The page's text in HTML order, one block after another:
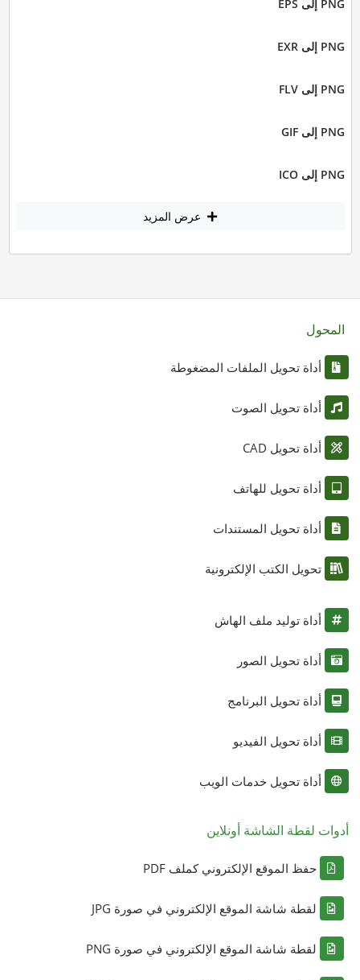
PNG إلى EPS
PNG إلى EXR
PNG إلى FLV
PNG إلى GIF
PNG إلى ICO
عرض المزيد
المحول
أداة تحويل الملفات المضغوطة
أداة تحويل الصوت
أداة تحويل CAD
أداة تحويل للهاتف
أداة تحويل المستندات
تحويل الكتب الإلكترونية
أداة توليد ملف الهاش
أداة تحويل الصور
أداة تحويل البرنامج
أداة تحويل الفيديو
أداة تحويل خدمات الويب
أدوات لقطة الشاشة أونلاين
حفظ الموقع الإلكتروني كملف PDF
لقطة شاشة الموقع الإلكتروني في صورة JPG
لقطة شاشة الموقع الإلكتروني في صورة PNG